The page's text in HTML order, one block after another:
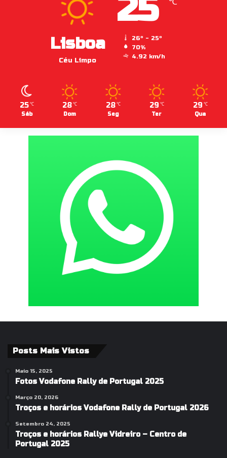
Lisboa
Céu Limpo
25
26º - 25º
70%
4.92 km/h
25 ℃
Sáb
28 ℃
Dom
28 ℃
Seg
29 ℃
Ter
29 ℃
Qua
Posts Mais Vistos
Maio 15, 2025
Fotos Vodafone Rally de Portugal 2025
Março 20, 2026
Troços e horários Vodafone Rally de Portugal 2026
Setembro 24, 2025
Troços e horários Rallye Vidreiro – Centro de
Portugal 2025